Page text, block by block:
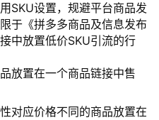
SKU设置，规避平台商品发
于《拼多多商品及信息发布
中放置低价SKU引流的行
放置在一个商品链接中售
对应价格不同的商品放置在